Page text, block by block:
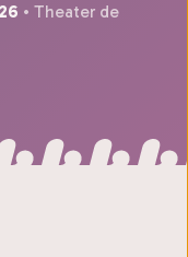
• Theater de